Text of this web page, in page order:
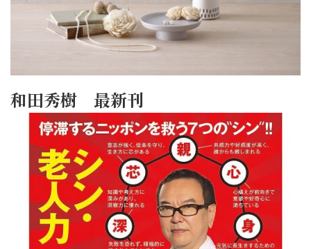
和田秀樹 最新刊